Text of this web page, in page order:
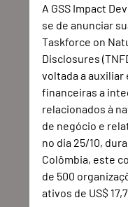
A GSS Impact
se de anunciar
Taskforce on
Disclosures
voltada a
financeiras a
relacionados à
de negócio e
no dia 25/10,
Colômbia, este
de 500
ativos de US$